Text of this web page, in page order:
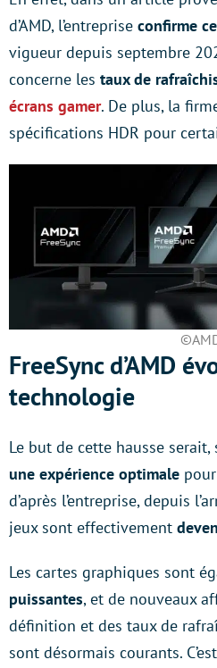
d’AMD, l’entreprise confirme
vigueur depuis septembre
concerne les taux de
écrans gamer. De plus, la
spécifications HDR pour
FreeSync d’AMD
technologie
Le but de cette hausse serait,
une expérience optimale
d’après l’entreprise, depuis
jeux sont effectivement
Les cartes graphiques sont
puissantes, et de nouveaux
définition et des taux de
sont désormais courants.